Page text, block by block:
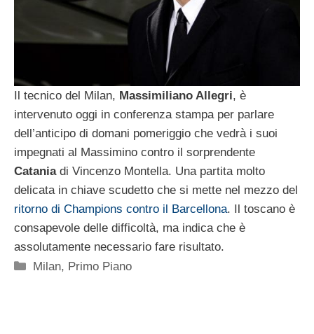
Il tecnico del Milan, Massimiliano Allegri, è
intervenuto oggi in conferenza stampa per parlare
dell’anticipo di domani pomeriggio che vedrà i suoi
impegnati al Massimino contro il sorprendente
Cataniadi Vincenzo Montella. Una partita molto
delicata in chiave scudetto che si mette nel mezzo del
ritorno di Champions contro il Barcellona. Il toscano è
consapevole delle difficoltà, ma indica che è
assolutamente necessario fare risultato.
Categorie
Milan, Primo Piano